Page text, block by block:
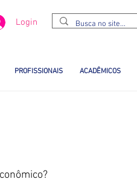
Login
PROFISSIONAIS ACADÊMICOS